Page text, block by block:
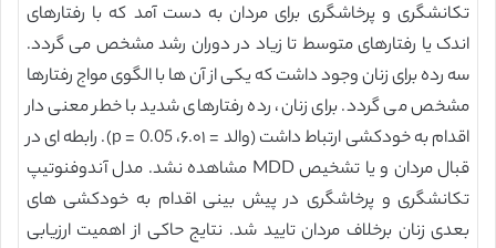
تکانشگری و پرخاشگری برای مردان به دست آمد که با رفتارهای
اندک یا رفتارهای متوسط تا زیاد در دوران رشد مشخص می گردد.
سه رده برای زنان وجود داشت که یکی از آن ها با الگوی مواج رفتارها
مشخص می گردد. برای زنان، رده رفتارهای شدید با خطر معنی دار
اقدام به خودکشی ارتباط داشت (والد = ۶.۰۱، 0.05 = p). رابطه ای در
قبال مردان و یا تشخیص MDD مشاهده نشد. مدل آندوفنوتیپ
تکانشگری و پرخاشگری در پیش بینی اقدام به خودکشی های
بعدی زنان برخلاف مردان تایید شد. نتایج حاکی از اهمیت ارزیابی